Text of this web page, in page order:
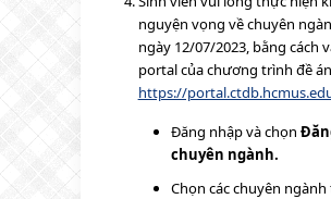
nguyện vọng về chuyên
ngày 12/07/2023, bằng cách
portal của chương trình đề
https://
Đăng nhập và chọn
chuyên ngành.
Chọn các chuyên